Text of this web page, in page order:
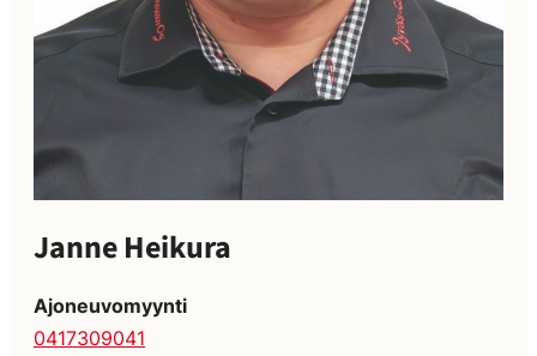
Janne Heikura
Ajoneuvomyynti
0417309041